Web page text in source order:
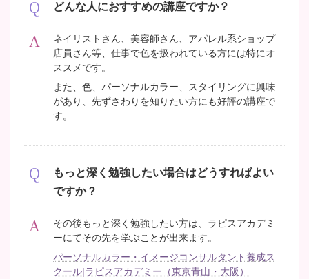
どんな人におすすめの講座ですか？
ネイリストさん、美容師さん、アパレル系ショップ
店員さん等、仕事で色を扱われている方には特にオ
ススメです。
また、色、パーソナルカラー、スタイリングに興味
があり、先ずさわりを知りたい方にも好評の講座で
す。
もっと深く勉強したい場合はどうすればよい
ですか？
その後もっと深く勉強したい方は、ラピスアカデミ
ーにてその先を学ぶことが出来ます。
パーソナルカラー・イメージコンサルタント養成ス
クール|ラピスアカデミー（東京青山・大阪）